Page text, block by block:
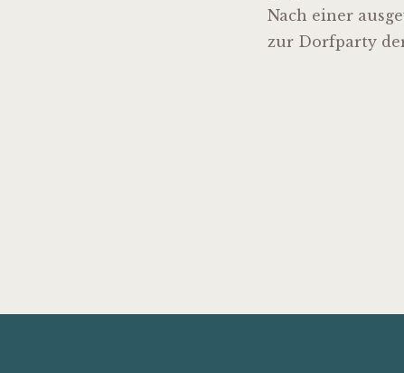
Nach einer
zur Dorfparty